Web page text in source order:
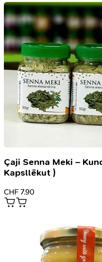
ekstrakt
ulliri
Vatika
Natural
Brown
4
-
Vatika
Henna
Natural
Brown
Çaji Senna Meki –
Kapsllëkut )
CHF 7.90